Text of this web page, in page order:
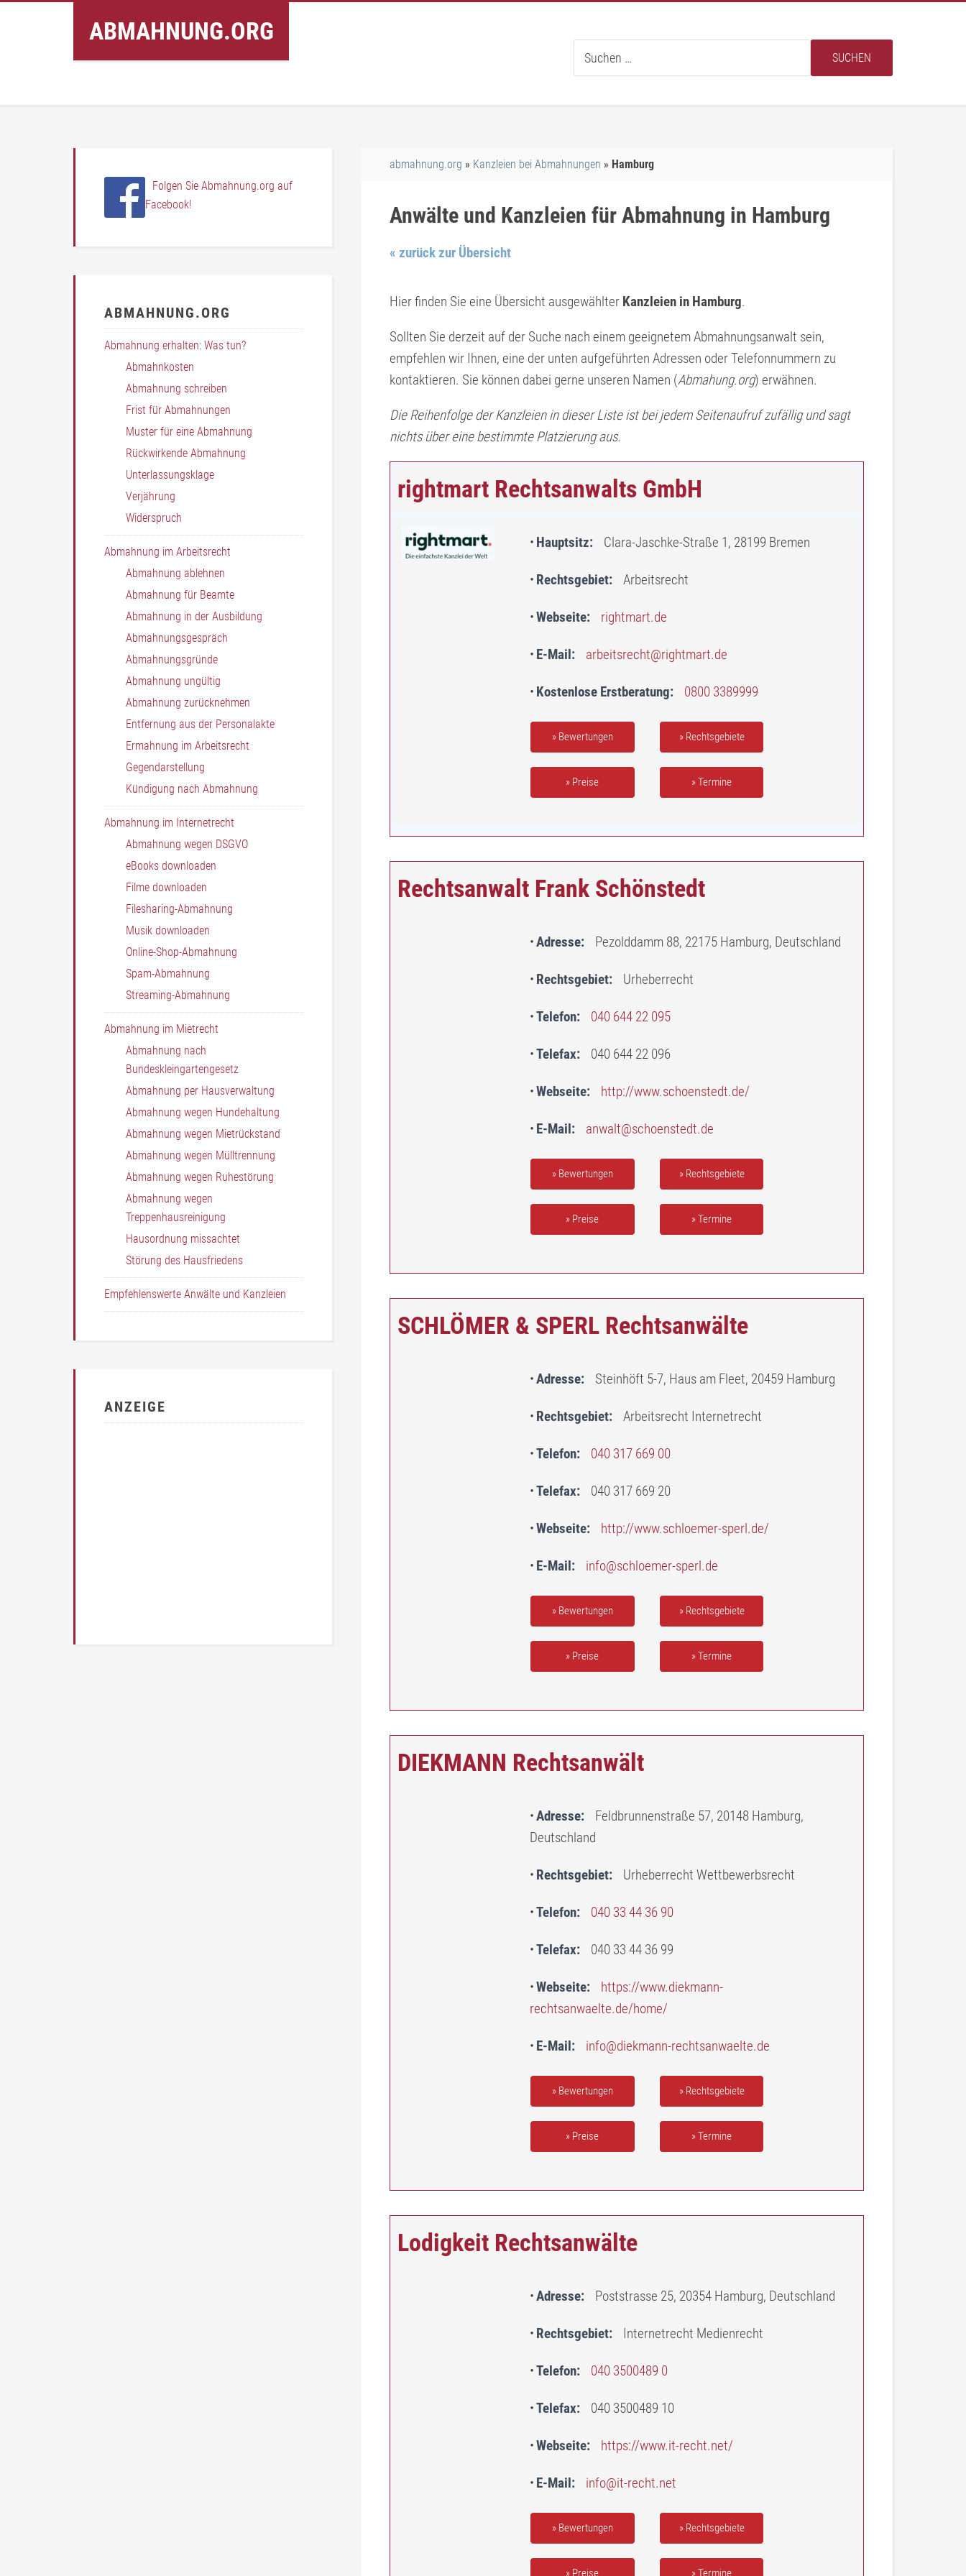
ABMAHNUNG.ORG
Suche
SUCHEN
abmahnung.org Kanzleien bei Abmahnungen Hamburg
Anwälte und Kanzleien für Abmahnung in Hamburg
« zurück zur Übersicht
Hier finden Sie eine Übersicht ausgewählter Kanzleien in Hamburg.
Sollten Sie derzeit auf der Suche nach einem geeignetem Abmahnungsanwalt sein,
empfehlen wir Ihnen, eine der unten aufgeführten Adressen oder Telefonnummern zu
kontaktieren. Sie können dabei gerne unseren Namen (Abmahung.org) erwähnen.
Die Reihenfolge der Kanzleien in dieser Liste ist bei jedem Seitenaufruf zufällig und sagt
nichts über eine bestimmte Platzierung aus.
rightmart Rechtsanwalts GmbH
Hauptsitz Clara-Jaschke-Straße 1, 28199 Bremen
Rechtsgebiet Arbeitsrecht
Webseite rightmart.de
E-Mail arbeitsrecht@rightmart.de
Kostenlose Erstberatung 0800 3389999
» Bewertungen » Rechtsgebiete
» Preise » Termine
Rechtsanwalt Frank Schönstedt
Adresse Pezolddamm 88, 22175 Hamburg, Deutschland
Rechtsgebiet Urheberrecht
Telefon 040 644 22 095
Telefax 040 644 22 096
Webseite http://www.schoenstedt.de/
E-Mail anwalt@schoenstedt.de
» Bewertungen » Rechtsgebiete
» Preise » Termine
SCHLÖMER & SPERL Rechtsanwälte
Adresse Steinhöft 5-7, Haus am Fleet, 20459 Hamburg
Rechtsgebiet Arbeitsrecht Internetrecht
Telefon 040 317 669 00
Telefax 040 317 669 20
Webseite http://www.schloemer-sperl.de/
E-Mail info@schloemer-sperl.de
» Bewertungen » Rechtsgebiete
» Preise » Termine
DIEKMANN Rechtsanwält
Adresse
Feldbrunnenstraße 57, 20148 Hamburg,
Deutschland
Rechtsgebiet Urheberrecht Wettbewerbsrecht
Telefon 040 33 44 36 90
Telefax 040 33 44 36 99
Webseite
https://www.diekmann-
rechtsanwaelte.de/home/
E-Mail info@diekmann-rechtsanwaelte.de
» Bewertungen » Rechtsgebiete
» Preise » Termine
Lodigkeit Rechtsanwälte
Adresse Poststrasse 25, 20354 Hamburg, Deutschland
Rechtsgebiet Internetrecht Medienrecht
Telefon 040 3500489 0
Telefax 040 3500489 10
Webseite https://www.it-recht.net/
E-Mail info@it-recht.net
» Bewertungen » Rechtsgebiete
Folgen Sie Abmahnung.org auf
Facebook!
ABMAHNUNG.ORG
Abmahnung erhalten: Was tun?
Abmahnkosten
Abmahnung schreiben
Frist für Abmahnungen
Muster für eine Abmahnung
Rückwirkende Abmahnung
Unterlassungsklage
Verjährung
Widerspruch
Abmahnung im Arbeitsrecht
Abmahnung ablehnen
Abmahnung für Beamte
Abmahnung in der Ausbildung
Abmahnungsgespräch
Abmahnungsgründe
Abmahnung ungültig
Abmahnung zurücknehmen
Entfernung aus der Personalakte
Ermahnung im Arbeitsrecht
Gegendarstellung
Kündigung nach Abmahnung
Abmahnung im Internetrecht
Abmahnung wegen DSGVO
eBooks downloaden
Filme downloaden
Filesharing-Abmahnung
Musik downloaden
Online-Shop-Abmahnung
Spam-Abmahnung
Streaming-Abmahnung
Abmahnung im Mietrecht
Abmahnung nach
Bundeskleingartengesetz
Abmahnung per Hausverwaltung
Abmahnung wegen Hundehaltung
Abmahnung wegen Mietrückstand
Abmahnung wegen Mülltrennung
Abmahnung wegen Ruhestörung
Abmahnung wegen
Treppenhausreinigung
Hausordnung missachtet
Störung des Hausfriedens
Empfehlenswerte Anwälte und Kanzleien
ANZEIGE